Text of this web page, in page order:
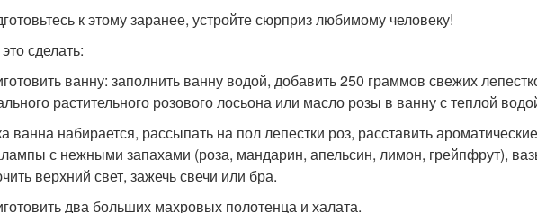
к этому заранее, устройте сюрприз любимому человеку!
сделать:
ванну: заполнить ванну водой, добавить 250 граммов свежих
растительного розового лосьона или масло розы в ванну с теплой
ванна набирается, рассыпать на пол лепестки роз, расставить
с нежными запахами (роза, мандарин, апельсин, лимон, грейпфрут),
верхний свет, зажечь свечи или бра.
два больших махровых полотенца и халата.